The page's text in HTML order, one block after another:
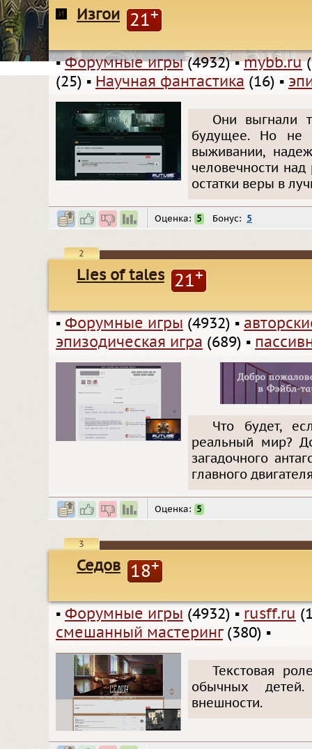
Изгои 21+
▪Форумные игры(4932)▪mybb.ru
(25) ▪ Научная фантастика (16) ▪
Они выгнали
будущее. Но не
выживании,
человечности
остатки веры в
Оценка: 5 Бонус: 5
2
Lies of tales 21+
▪ Форумные игры (4932) ▪
эпизодическая игра (689) ▪
Что будет,
реальный мир?
загадочного
главного
Оценка: 5
3
Седов 18+
▪ Форумные игры (4932) ▪ rusff.ru
смешанный мастеринг(380) ▪
Текстовая
обычных детей.
внешности.